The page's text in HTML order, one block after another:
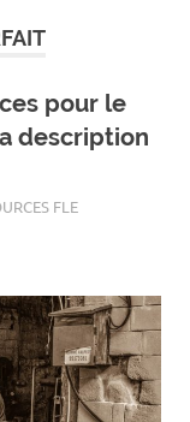
pour le
description
FLE